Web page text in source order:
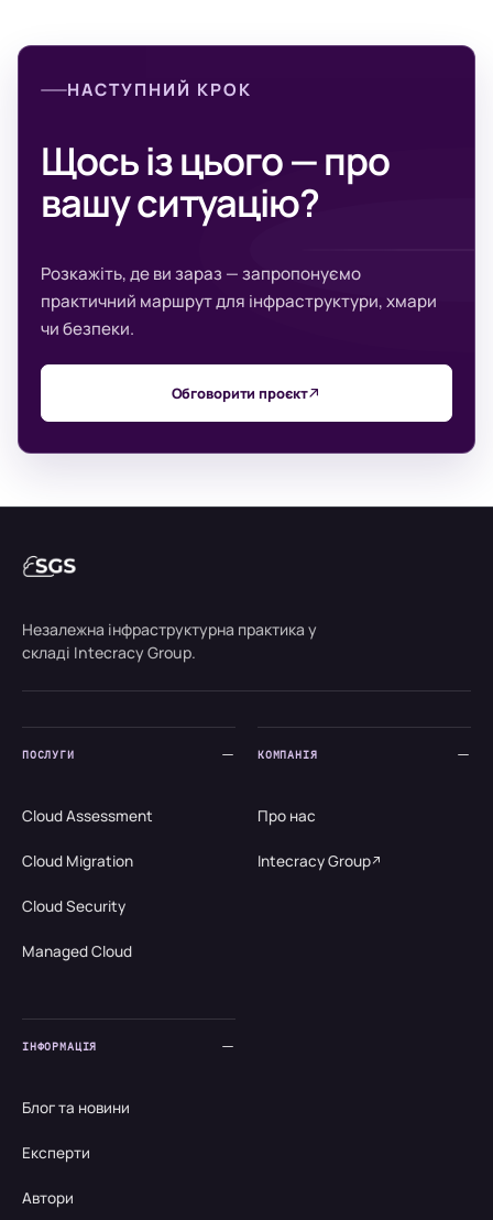
НАСТУПНИЙ КРОК
Щось із цього — про
вашу ситуацію?
Розкажіть, де ви зараз — запропонуємо
практичний маршрут для інфраструктури, хмари
чи безпеки.
Обговорити проєкт
Незалежна інфраструктурна практика у
складі Intecracy Group.
ПОСЛУГИ
Cloud Assessment
Cloud Migration
Cloud Security
Managed Cloud
КОМПАНІЯ
Про нас
Intecracy Group
ІНФОРМАЦІЯ
Блог та новини
Експерти
Автори